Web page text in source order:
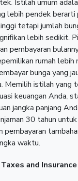
Istilah umum
lebih pendek berarti
tetapi jumlah
lebih sedikit.
pembayaran
rumah lebih
bunga yang
Memilih istilah yang
keuangan Anda,
jangka panjang
30 tahun
pembayaran
waktu.
and Insurance